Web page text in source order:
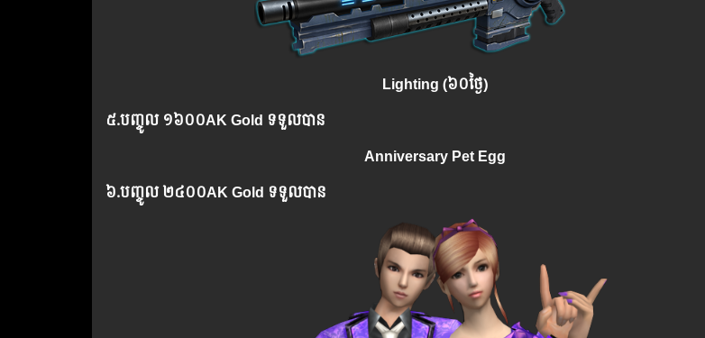
Lighting (៦០ថ្ងៃ)
៥.​បញ្ចូល១៦០០AK Gold ទទួលបាន
Anniversary Pet Egg
៦.​បញ្ចូល២៤០០AK Gold ទទួលបាន